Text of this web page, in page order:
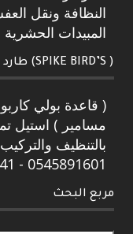
النظافة ونقل
المبيدات الحشرية
( SPIKE BIRD’S) طارد الطيور
( قاعدة بولي
مسامير ) استيل
بالتنظيف
0545891601 - 0540906041
مربع البحث